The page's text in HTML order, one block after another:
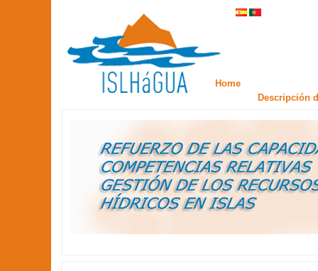
Home
Descripción